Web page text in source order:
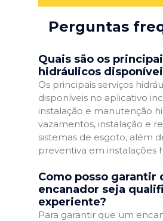
Perguntas
Quais são os
hidráulicos
Os principais serviços
disponíveis no aplicativo
instalação e manutenção
vazamentos, instalação e
sistemas de esgoto, além
preventiva em instalações
Como posso garantir
encanador seja
experiente?
Para garantir que um